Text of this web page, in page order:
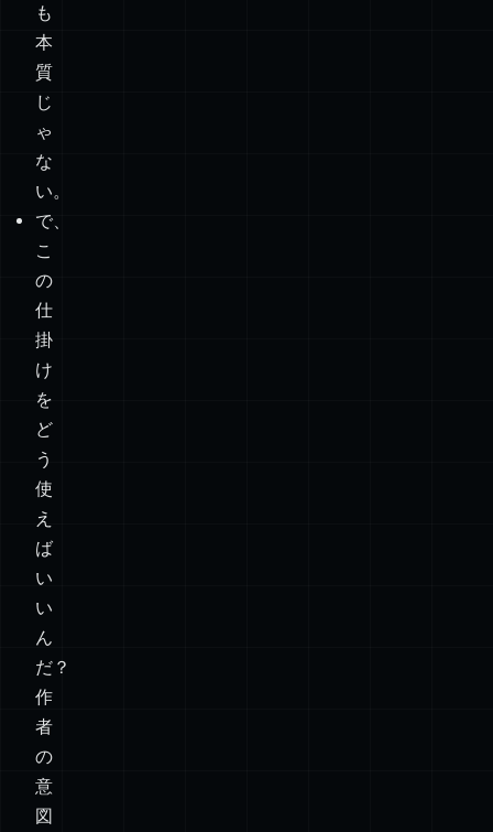
も
本
質
じ
ゃ
な
い。
で、
こ
の
仕
掛
け
を
ど
う
使
え
ば
い
い
ん
だ？
作
者
の
意
図
デフ
ォル
ト
（エ
クス
ポー
ト）